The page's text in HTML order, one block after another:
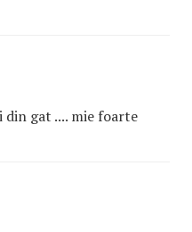
din gat .... mie foarte